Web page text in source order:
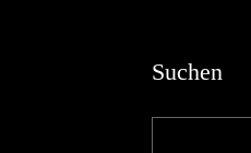
Suchen